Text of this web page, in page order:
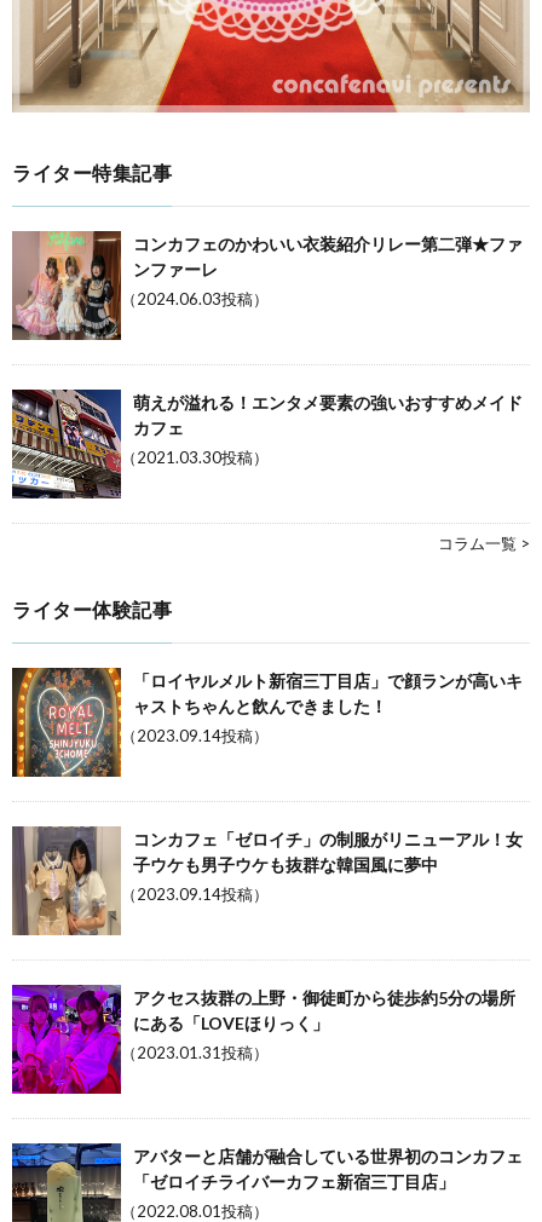
ライター特集記事
コンカフェのかわいい衣装紹介リレー第二弾★ファ
ンファーレ
（2024.06.03投稿）
萌えが溢れる！エンタメ要素の強いおすすめメイド
カフェ
（2021.03.30投稿）
コラム一覧 >
ライター体験記事
「ロイヤルメルト新宿三丁目店」で顔ランが高いキ
ャストちゃんと飲んできました！
（2023.09.14投稿）
コンカフェ「ゼロイチ」の制服がリニューアル！女
子ウケも男子ウケも抜群な韓国風に夢中
（2023.09.14投稿）
アクセス抜群の上野・御徒町から徒歩約5分の場所
にある「LOVEほりっく」
（2023.01.31投稿）
アバターと店舗が融合している世界初のコンカフェ
「ゼロイチライバーカフェ新宿三丁目店」
（2022.08.01投稿）